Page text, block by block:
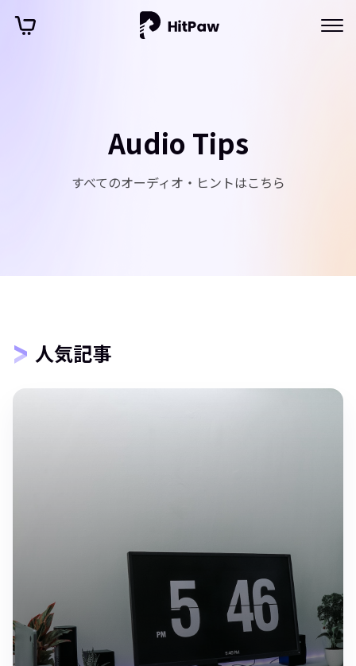
Audio Tips
すべてのオーディオ・ヒントはこちら
人気記事